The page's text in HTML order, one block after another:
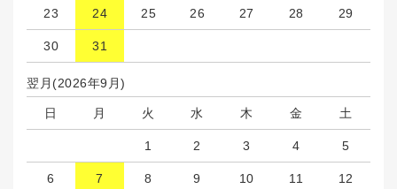
23 24 25 26 27 28 29
30 31
翌月(2026年9月)
日 月 火 水 木 金 土
1 2 3 4 5
6 7 8 9 10 11 12